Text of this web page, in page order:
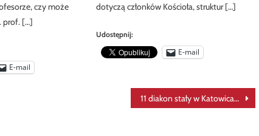
czy może
prof. […]
E-mail
dotyczą członków Kościoła, struktur […]
Udostępnij:
E-mail
11 diakon stały w Katowicach